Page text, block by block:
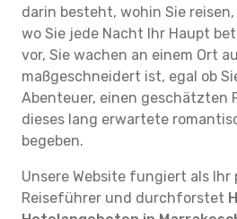
darin besteht, wohin Sie
wo Sie jede Nacht Ihr Haupt
vor, Sie wachen an einem Ort
maßgeschneidert ist, egal ob
Abenteuer, einen geschätzten
dieses lang erwartete
begeben.
Unsere Website fungiert als Ihr
Reiseführer und durchforstet